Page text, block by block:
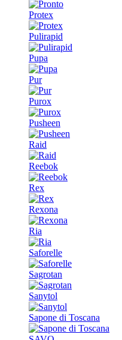
Protex
Pulirapid
Pupa
Pur
Purox
Pusheen
Raid
Reebok
Rex
Rexona
Ria
Saforelle
Sagrotan
Sanytol
Sapone di Toscana